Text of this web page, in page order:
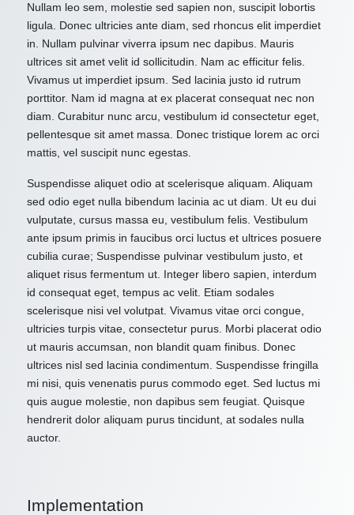
Nullam leo sem, molestie sed sapien non, suscipit lobortis
ligula. Donec ultricies ante diam, sed rhoncus elit imperdiet
in. Nullam pulvinar viverra ipsum nec dapibus. Mauris
ultrices sit amet velit id sollicitudin. Nam ac efficitur felis.
Vivamus ut imperdiet ipsum. Sed lacinia justo id rutrum
porttitor. Nam id magna at ex placerat consequat nec non
diam. Curabitur nunc arcu, vestibulum id consectetur eget,
pellentesque sit amet massa. Donec tristique lorem ac orci
mattis, vel suscipit nunc egestas.
Suspendisse aliquet odio at scelerisque aliquam. Aliquam
sed odio eget nulla bibendum lacinia ac ut diam. Ut eu dui
vulputate, cursus massa eu, vestibulum felis. Vestibulum
ante ipsum primis in faucibus orci luctus et ultrices posuere
cubilia curae; Suspendisse pulvinar vestibulum justo, et
aliquet risus fermentum ut. Integer libero sapien, interdum
id consequat eget, tempus ac velit. Etiam sodales
scelerisque nisi vel volutpat. Vivamus vitae orci congue,
ultricies turpis vitae, consectetur purus. Morbi placerat odio
ut mauris accumsan, non blandit quam finibus. Donec
ultrices nisl sed lacinia condimentum. Suspendisse fringilla
mi nisi, quis venenatis purus commodo eget. Sed luctus mi
quis augue molestie, non dapibus sem feugiat. Quisque
hendrerit dolor aliquam purus tincidunt, at sodales nulla
auctor.
Implementation